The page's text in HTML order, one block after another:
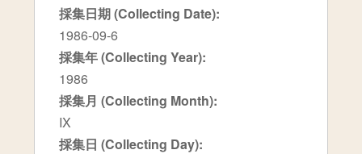
採集日期 (Collecting Date):
1986-09-6
採集年 (Collecting Year):
1986
採集月 (Collecting Month):
IX
採集日 (Collecting Day):